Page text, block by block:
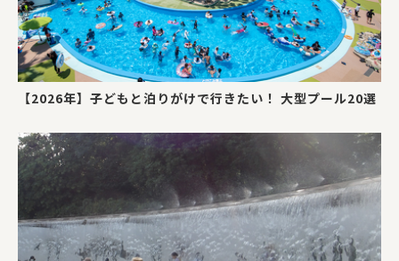
【2026年】子どもと泊りがけで行きたい！ 大型プール20選